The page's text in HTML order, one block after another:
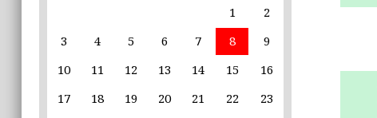
В пяти школах столицы обновляют
инфраструктуру по госпрограмме
Силы ПВО сбили 75 БПЛА над
1
2
3
4 5 6 7 8
9
10
11 12 13 14 15
16
17
18 19 20 21 22
23